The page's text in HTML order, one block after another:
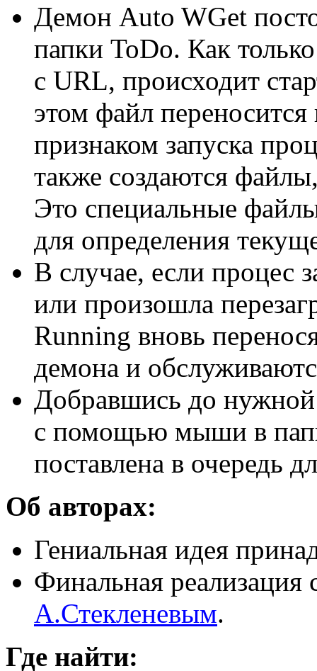
Демон Auto WGet
папки ToDo. Как
с URL, происходит
этом файл
признаком запуска
также создаются
Это специальные
для определения
В случае, если процес
или произошла
Running вновь
демона и
Добравшись до нужной
с помощью мыши в
поставлена в очередь
Об авторах:
Гениальная идея
Финальная реализация
А.Стекленевым.
Где найти: